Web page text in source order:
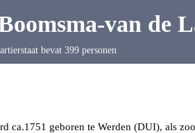
van de
bevat 399 personen
ca.1751 geboren te Werden (DUI), als